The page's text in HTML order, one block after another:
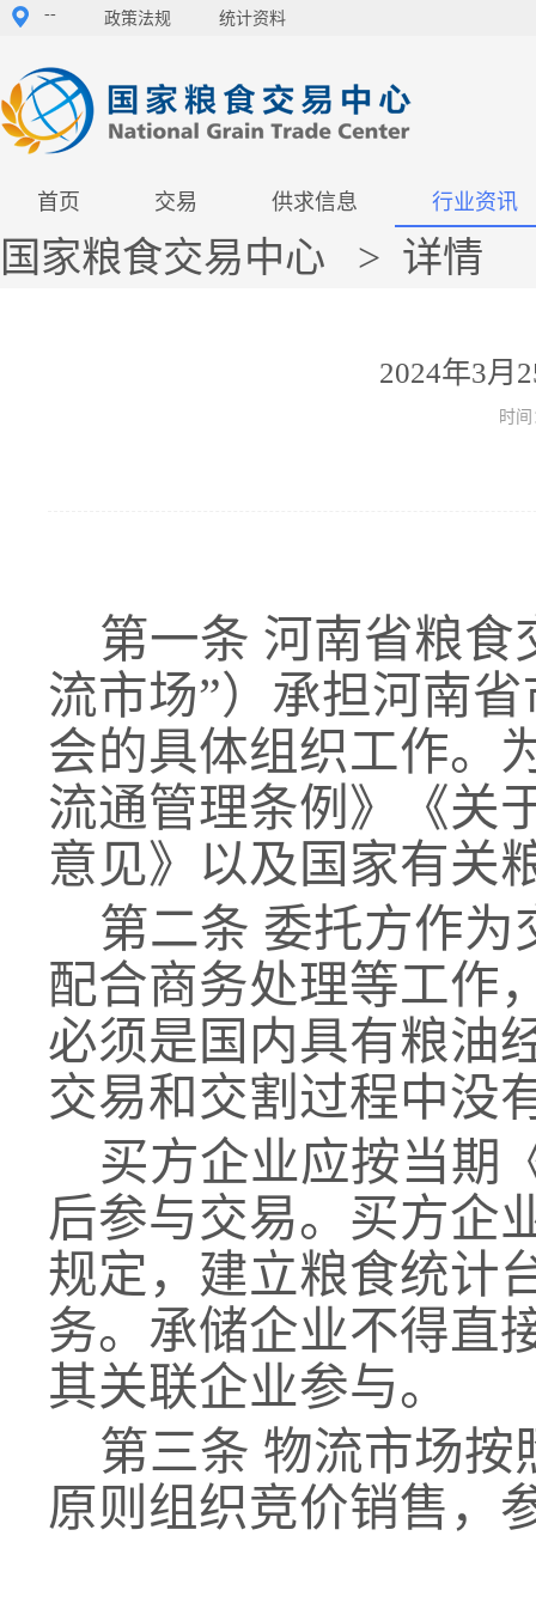
-- 政策法规 统计资料
首页 交易 供求信息 行业资讯
国家粮食交易中心 > 详情
2024年3月
时
第一条 河南省粮食
流市场”）承担河南
会的具体组织工作。
流通管理条例》《关
意见》以及国家有关
第二条 委托方作为
配合商务处理等工作
必须是国内具有粮油
交易和交割过程中没
买方企业应按当期
后参与交易。买方企
规定，建立粮食统计
务。承储企业不得直
其关联企业参与。
第三条 物流市场按
原则组织竞价销售 ，